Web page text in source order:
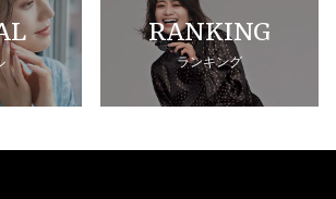
RANKING
ランキング